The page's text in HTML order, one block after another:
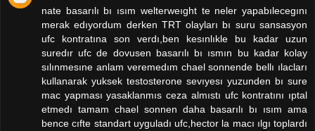
nate basarılı bı ısım welterweıght te neler yapabılecegını
merak edıyordum derken TRT olayları bı suru sansasyon
ufc kontratına son verdı,ben kesınlıkle bu kadar uzun
suredır ufc de dovusen basarılı bı ısmın bu kadar kolay
sılınmesıne anlam veremedım chael sonnende bellı ılacları
kullanarak yuksek testosterone sevıyesı yuzunden bı sure
mac yapması yasaklanmıs ceza almıstı ufc kontratını ıptal
etmedı tamam chael sonnen daha basarılı bı ısım ama
bence cıfte standart uyguladı ufc,hector la macı ılgı toplardı